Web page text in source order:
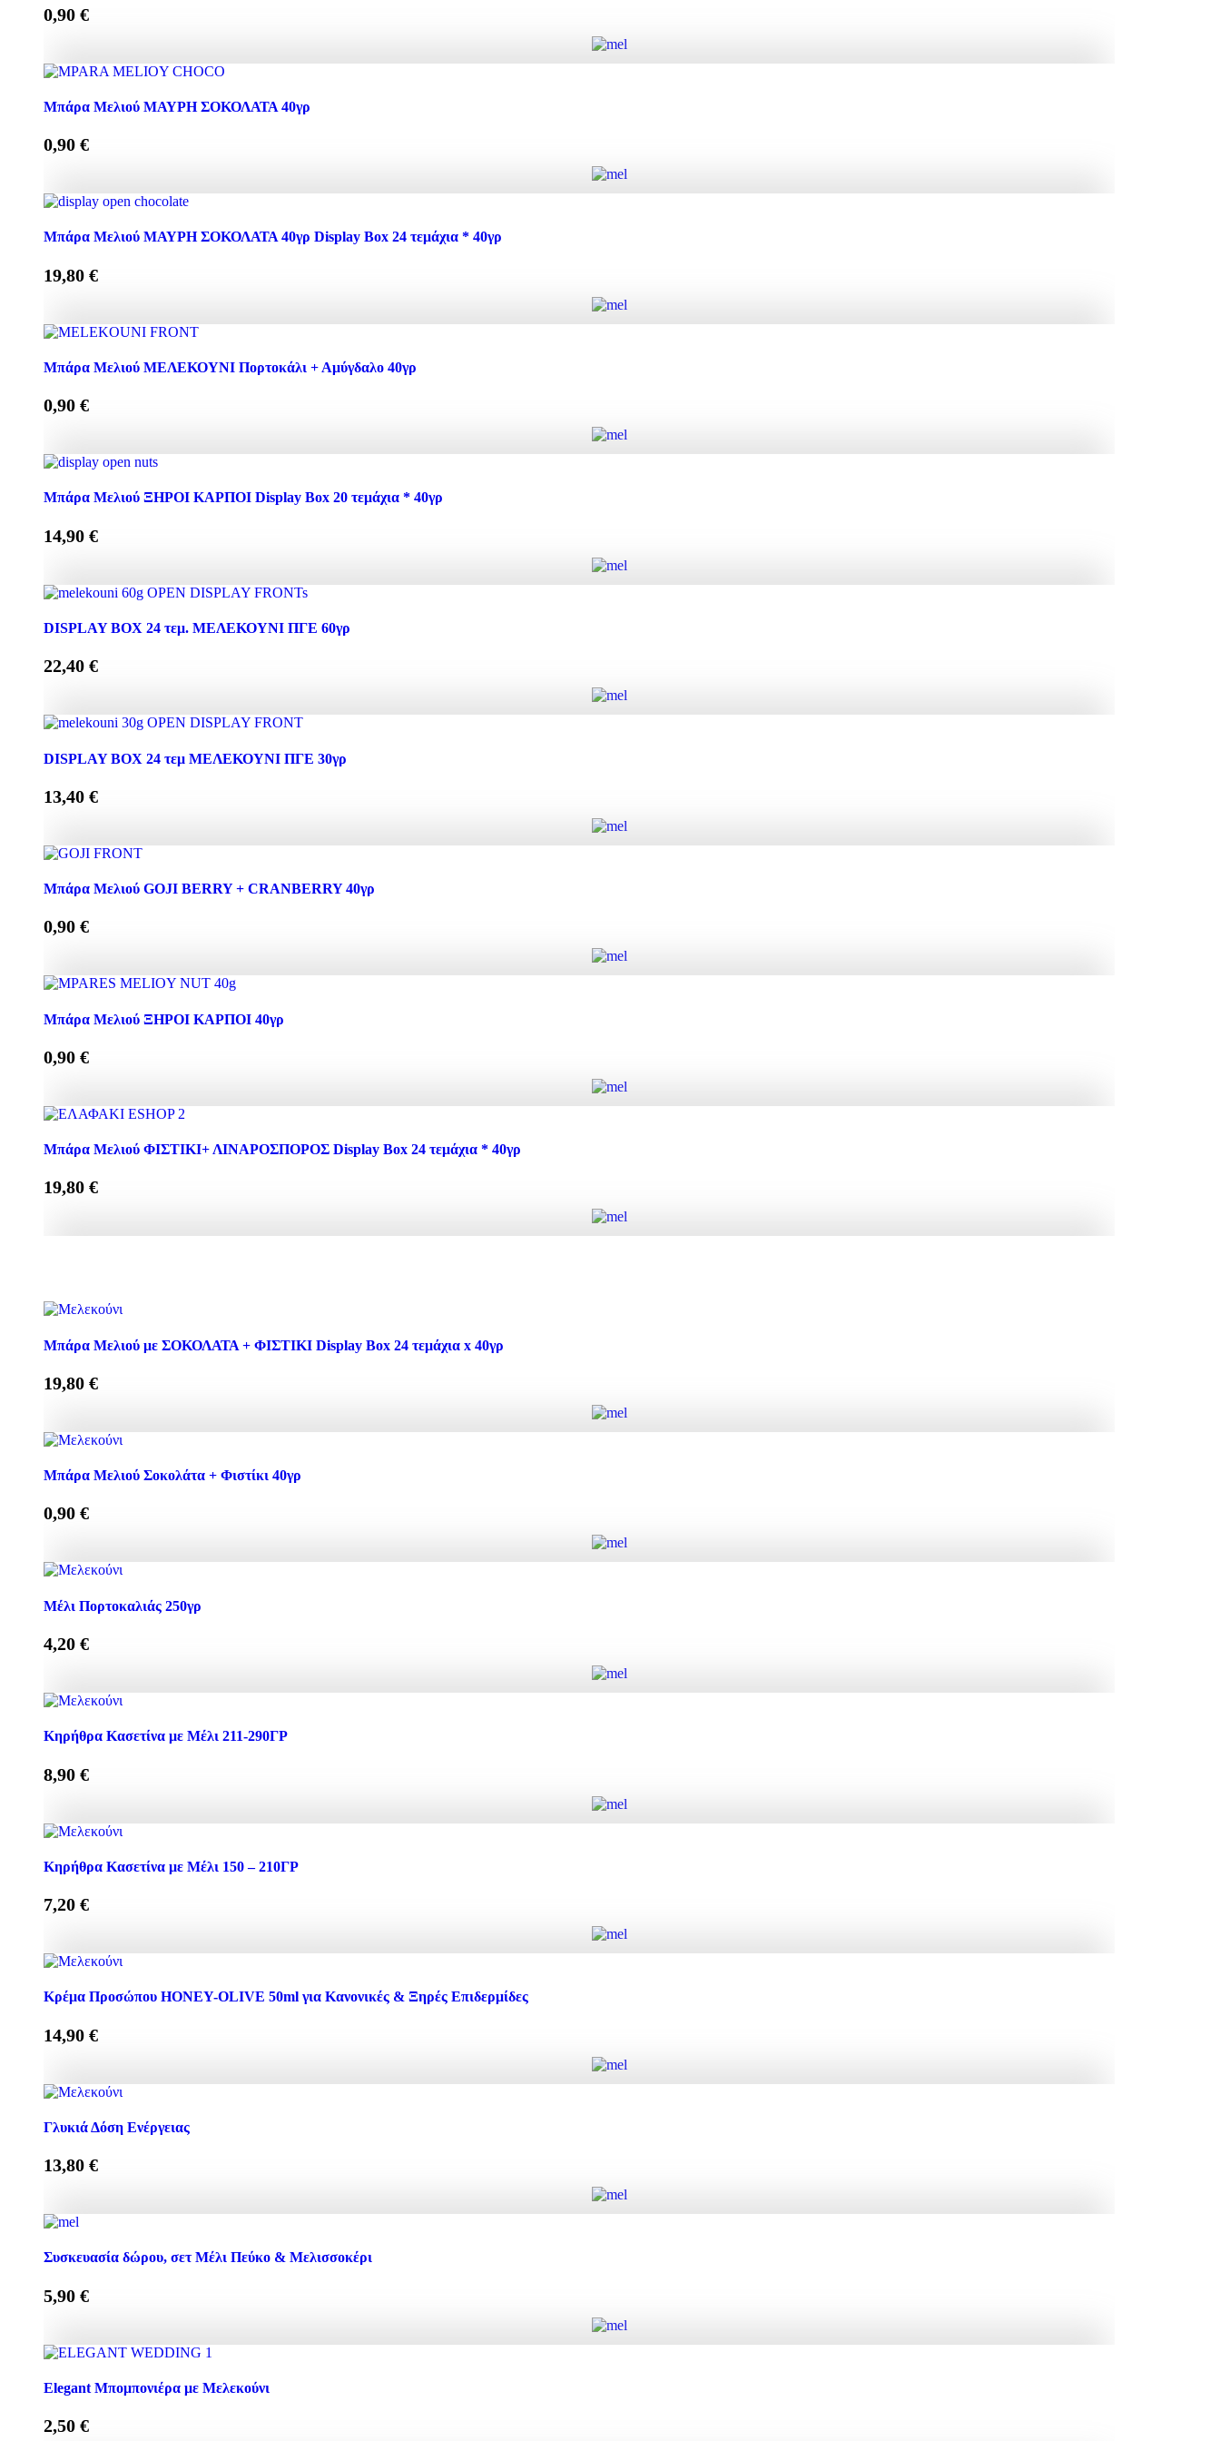
0,90 €
Μπάρα Μελιού ΜΑΥΡΗ ΣΟΚΟΛΑΤΑ 40γρ
0,90 €
Μπάρα Μελιού ΜΑΥΡΗ ΣΟΚΟΛΑΤΑ 40γρ ποσότητα
Μπάρα Μελιού ΜΑΥΡΗ ΣΟΚΟΛΑΤΑ 40γρ Display Box 24 τεμάχια * 40γρ
19,80 €
Μπάρα Μελιού ΜΕΛΕΚΟΥΝΙ Πορτοκάλι + Αμύγδαλο 40γρ
0,90 €
Μπάρα Μελιού ΜΕΛΕΚΟΥΝΙ Πορτοκάλι + Αμύγδαλο 40γρ ποσότητα
Μπάρα Μελιού ΞΗΡΟΙ ΚΑΡΠΟΙ Display Box 20 τεμάχια * 40γρ
14,90 €
DISPLAY BOX 24 τεμ. ΜΕΛΕΚΟΥΝΙ ΠΓΕ 60γρ
22,40 €
DISPLAY BOX 24 τεμ ΜΕΛΕΚΟΥΝΙ ΠΓΕ 30γρ
13,40 €
Mπάρα Μελιού GOJI BERRY + CRANBERRY 40γρ
0,90 €
Μπάρα Μελιού ΞΗΡΟΙ ΚΑΡΠΟΙ 40γρ
0,90 €
Μπάρα Μελιού ΦΙΣΤΙΚΙ+ ΛΙΝΑΡΟΣΠΟΡΟΣ Display Box 24 τεμάχια * 40γρ
19,80 €
Mπάρα Μελιού με ΣΟΚΟΛΑΤΑ + ΦΙΣΤΙΚΙ Display Box 24 τεμάχια x 40γρ
19,80 €
Mπάρα Μελιού με ΣΟΚΟΛΑΤΑ + ΦΙΣΤΙΚΙ Display Box 24 τεμάχια x 40γρ ποσότητα
Μπάρα Μελιού Σοκολάτα + Φιστίκι 40γρ
0,90 €
Μέλι Πορτοκαλιάς 250γρ
4,20 €
Μέλι Πορτοκαλιάς 250γρ ποσότητα
Κηρήθρα Κασετίνα με Μέλι 211-290ΓΡ
8,90 €
Κηρήθρα Κασετίνα με Μέλι 150 – 210ΓΡ
7,20 €
Κηρήθρα Κασετίνα με Μέλι 150 - 210ΓΡ ποσότητα
Κρέμα Προσώπου HONEY-OLIVE 50ml για Κανονικές & Ξηρές Επιδερμίδες
14,90 €
Γλυκιά Δόση Ενέργειας
13,80 €
Γλυκιά Δόση Ενέργειας ποσότητα
Συσκευασία δώρου, σετ Μέλι Πεύκο & Μελισσοκέρι
5,90 €
Elegant Μπομπονιέρα με Μελεκούνι
2,50 €